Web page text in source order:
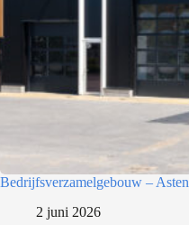
Bedrijfsverzamelgebouw – Asten
2 juni 2026